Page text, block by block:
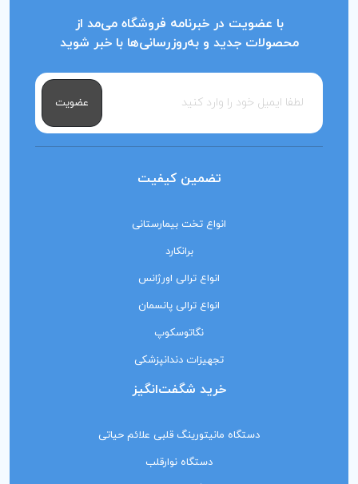
با عضویت در خبرنامه فروشگاه می‌مد از
محصولات جدید و به‌روزرسانی‌ها با خبر شوید
عضویت
تضمین کیفیت
انواع تخت بیمارستانی
برانکارد
انواع ترالی اورژانس
انواع ترالی پانسمان
نگاتوسکوپ
تجهیزات دندانپزشکی
خرید شگفت‌انگیز
دستگاه مانیتورینگ‌ قلبی علائم حیاتی
دستگاه نوارقلب